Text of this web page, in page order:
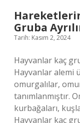
Gruba
Tarih: Kasım 2, 2024
Hayvanlar kaç
Hayvanlar alemi
omurgalılar,
tanımlanmıştır.
kurbağaları,
Hayvanlar kaç